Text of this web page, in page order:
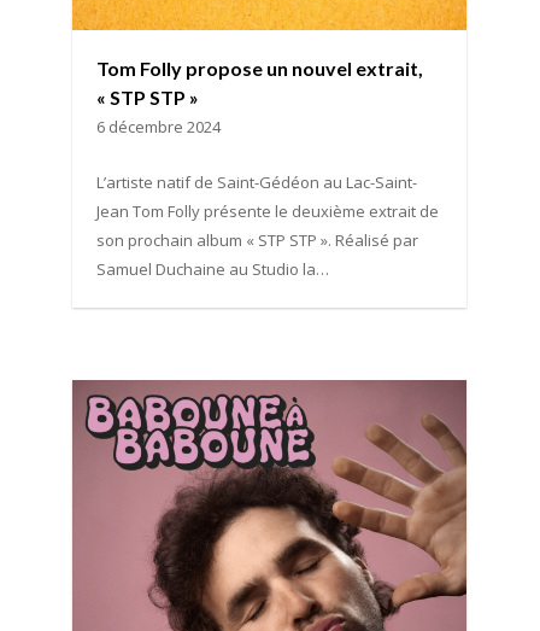
Tom Folly propose un nouvel extrait,
« STP STP »
6 décembre 2024
L’artiste natif de Saint-Gédéon au Lac-Saint-
Jean Tom Folly présente le deuxième extrait de
son prochain album « STP STP ». Réalisé par
Samuel Duchaine au Studio la…